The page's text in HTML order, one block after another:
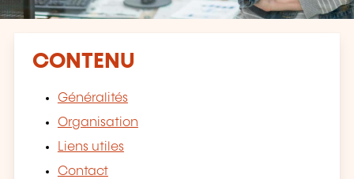
CONTENU
Généralités
Organisation
Liens utiles
Contact